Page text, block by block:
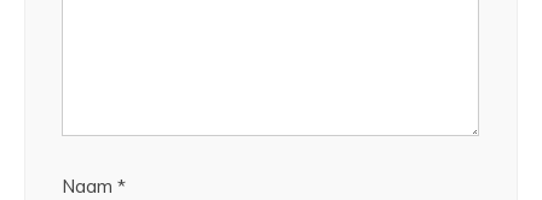
Naam *